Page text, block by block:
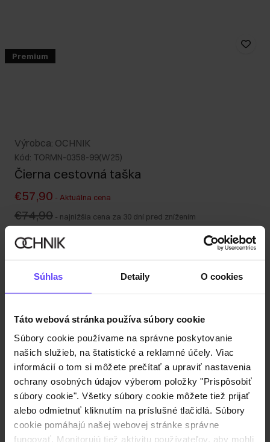
Súhlas Detaily O cookies
Táto webová stránka používa súbory cookie
Súbory cookie používame na správne poskytovanie
našich služieb, na štatistické a reklamné účely. Viac
informácií o tom si môžete prečítať a upraviť nastavenia
ochrany osobných údajov výberom položky "Prispôsobiť
súbory cookie". Všetky súbory cookie môžete tiež prijať
alebo odmietnuť kliknutím na príslušné tlačidlá. Súbory
cookie pomáhajú našej webovej stránke správne
fungovať. Monitorujú tiež aktivitu používateľov, aby mohli
Premium
Výrobca: OCHNIK
Kód: TORMN-0358-99(W25)
Čierna cestovná taška
€57,90 - Aktuálna cena
€74,90 - najnižšia cena za 30 dní pred znížením
€149,90 -
Odoslanie do 1 pracovného dňa
Popis produktu
Detaily
Zloženie a rozmery
Recenzie